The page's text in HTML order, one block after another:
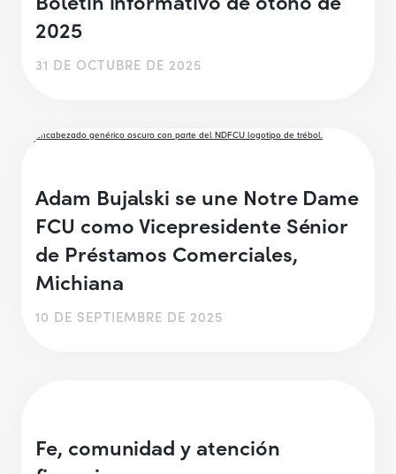
2025
31 DE OCTUBRE DE 2025
Adam Bujalski se une Notre Dame
FCU como Vicepresidente Sénior
de Préstamos Comerciales,
Michiana
10 DE SEPTIEMBRE DE 2025
Fe, comunidad y atención